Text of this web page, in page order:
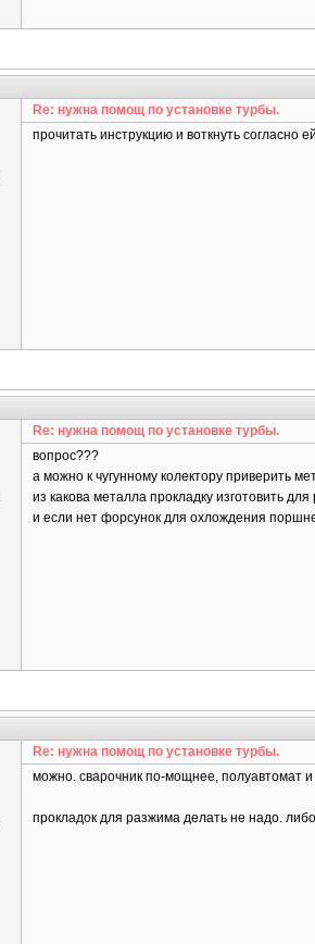
Re: нужна помощ по установке турбы.
прочитать инструкцию и воткнуть согласно
Re: нужна помощ по установке турбы.
вопрос???
а можно к чугунному колектору приверить
из какова металла прокладку изготовить
и если нет форсунок для охлождения
Re: нужна помощ по установке турбы.
можно. сварочник по-мощнее, полуавтомат
прокладок для разжима делать не надо.